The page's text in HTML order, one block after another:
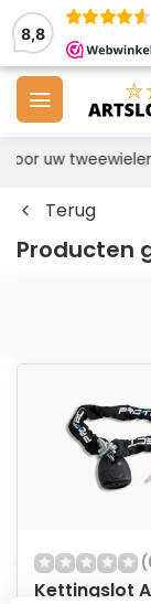
8,8
voor uw tweewieler
Terug
Producten
Kettingslot